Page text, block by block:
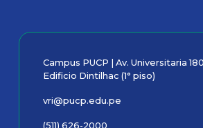
Campus PUCP | Av. Universitaria
Edificio Dintilhac (1° piso)
vri@pucp.edu.pe
(511) 626-2000